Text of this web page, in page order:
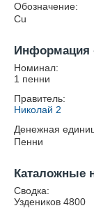
Обозначение:
Cu
Информация
Номинал:
1 пенни
Правитель:
Николай 2
Денежная
Пенни
Каталожные
Сводка:
Уздеников 4800